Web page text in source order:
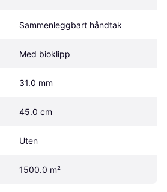
Sammenleggbart håndtak
Med bioklipp
31.0 mm
45.0 cm
Uten
1500.0 m²